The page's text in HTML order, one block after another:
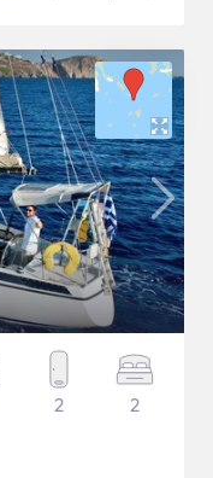
2 2